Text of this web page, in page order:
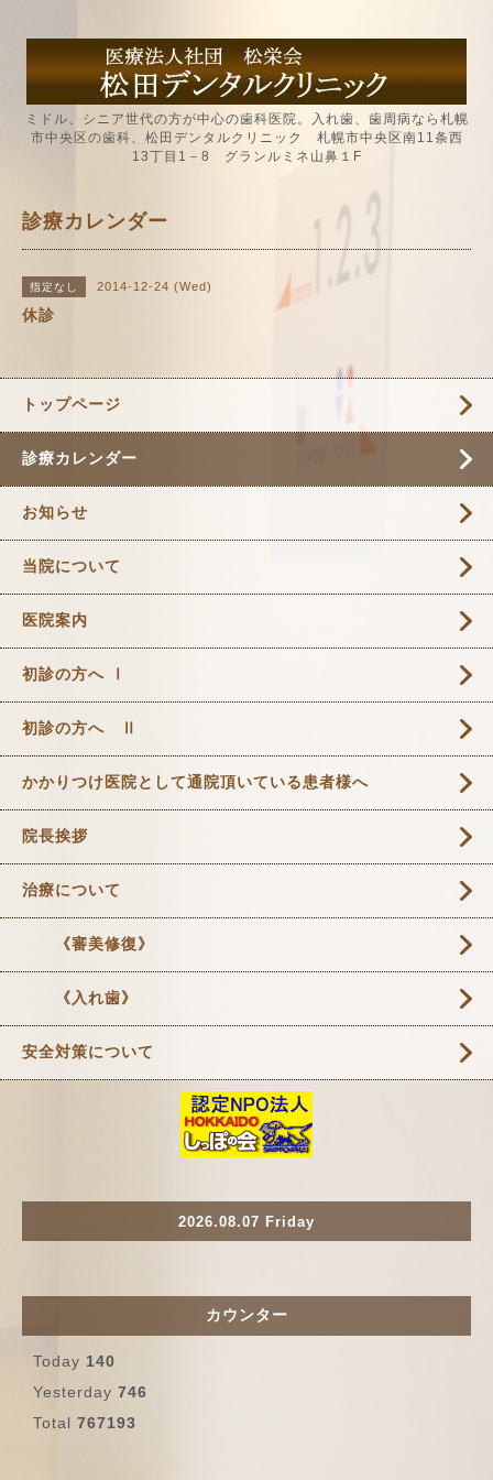
ミドル、シニア世代の方が中心の歯科医院。入れ歯、歯周病なら札幌
市中央区の歯科、松田デンタルクリニック 札幌市中央区南11条西
13丁目1－8 グランルミネ山鼻１F
診療カレンダー
指定なし 2014-12-24 (Wed)
休診
トップページ
診療カレンダー
お知らせ
当院について
医院案内
初診の方へ Ⅰ
初診の方へ Ⅱ
かかりつけ医院として通院頂いている患者様へ
院長挨拶
治療について
《審美修復》
《入れ歯》
安全対策について
2026.08.07 Friday
カウンター
Today 140
Yesterday 746
Total 767193